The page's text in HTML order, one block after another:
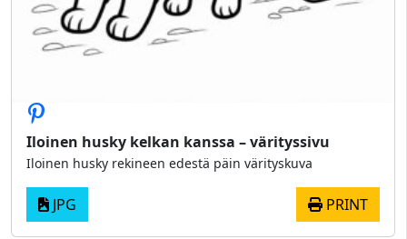
Iloinen husky kelkan kanssa – värityssivu
Iloinen husky rekineen edestä päin värityskuva
JPG PRINT